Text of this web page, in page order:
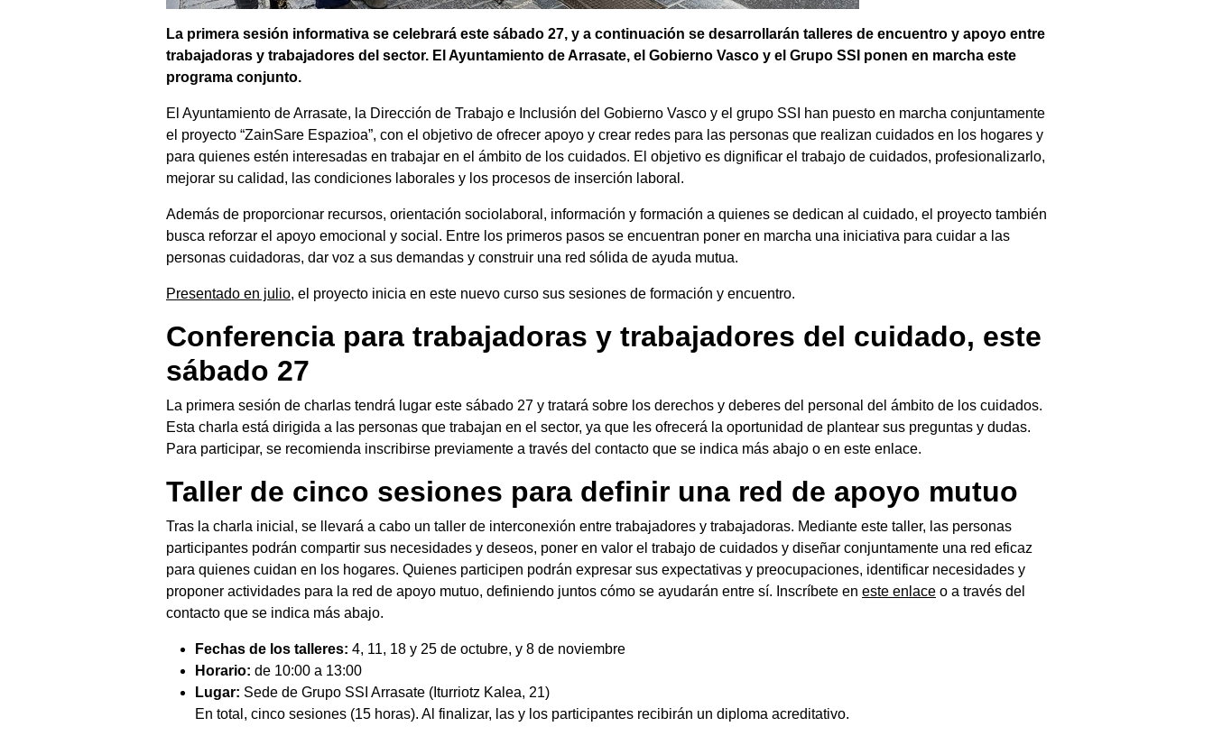
La primera sesión informativa se celebrará este sábado 27, y a continuación se desarrollarán talleres de encuentro y apoyo entre
trabajadoras y trabajadores del sector. El Ayuntamiento de Arrasate, el Gobierno Vasco y el Grupo SSI ponen en marcha este
programa conjunto.
El Ayuntamiento de Arrasate, la Dirección de Trabajo e Inclusión del Gobierno Vasco y el grupo SSI han puesto en marcha conjuntamente
el proyecto “ZainSare Espazioa”, con el objetivo de ofrecer apoyo y crear redes para las personas que realizan cuidados en los hogares y
para quienes estén interesadas en trabajar en el ámbito de los cuidados. El objetivo es dignificar el trabajo de cuidados, profesionalizarlo,
mejorar su calidad, las condiciones laborales y los procesos de inserción laboral.
Además de proporcionar recursos, orientación sociolaboral, información y formación a quienes se dedican al cuidado, el proyecto también
busca reforzar el apoyo emocional y social. Entre los primeros pasos se encuentran poner en marcha una iniciativa para cuidar a las
personas cuidadoras, dar voz a sus demandas y construir una red sólida de ayuda mutua.
Presentado en julio, el proyecto inicia en este nuevo curso sus sesiones de formación y encuentro.
Conferencia para trabajadoras y trabajadores del cuidado, este
sábado 27
La primera sesión de charlas tendrá lugar este sábado 27 y tratará sobre los derechos y deberes del personal del ámbito de los cuidados.
Esta charla está dirigida a las personas que trabajan en el sector, ya que les ofrecerá la oportunidad de plantear sus preguntas y dudas.
Para participar, se recomienda inscribirse previamente a través del contacto que se indica más abajo o en este enlace.
Taller de cinco sesiones para definir una red de apoyo mutuo
Tras la charla inicial, se llevará a cabo un taller de interconexión entre trabajadores y trabajadoras. Mediante este taller, las personas
participantes podrán compartir sus necesidades y deseos, poner en valor el trabajo de cuidados y diseñar conjuntamente una red eficaz
para quienes cuidan en los hogares. Quienes participen podrán expresar sus expectativas y preocupaciones, identificar necesidades y
proponer actividades para la red de apoyo mutuo, definiendo juntos cómo se ayudarán entre sí. Inscríbete en este enlace o a través del
contacto que se indica más abajo.
Fechas de los talleres: 4, 11, 18 y 25 de octubre, y 8 de noviembre
Horario: de 10:00 a 13:00
Lugar: Sede de Grupo SSI Arrasate (Iturriotz Kalea, 21)
En total, cinco sesiones (15 horas). Al finalizar, las y los participantes recibirán un diploma acreditativo.